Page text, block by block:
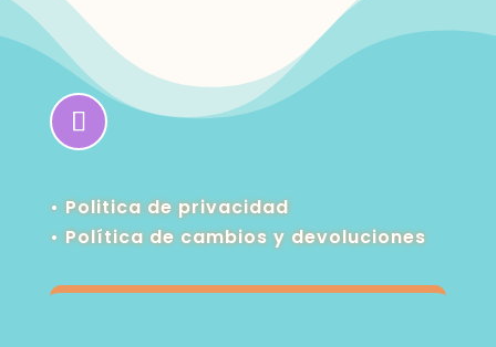
• Politica de privacidad
•Política de cambios y devoluciones